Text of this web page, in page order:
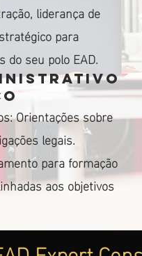
liderança de
para
seu polo EAD.
Orientações sobre
legais.
para formação
aos objetivos